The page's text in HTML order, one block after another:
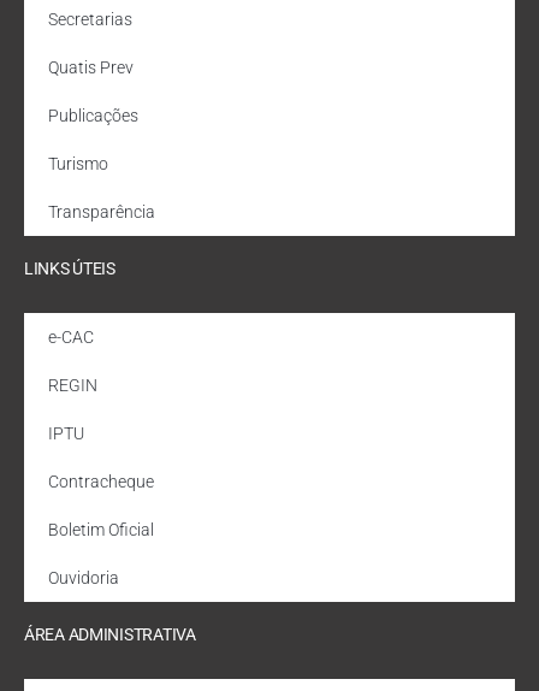
Secretarias
Quatis Prev
Publicações
Turismo
Transparência
LINKS ÚTEIS
e-CAC
REGIN
IPTU
Contracheque
Boletim Oficial
Ouvidoria
ÁREA ADMINISTRATIVA